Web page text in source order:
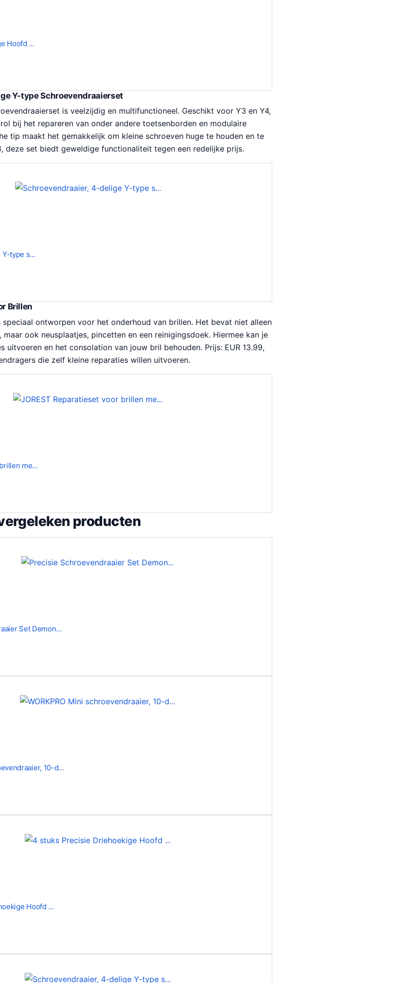
Hoofd …
Y-type Schroevendraaierset
is veelzijdig en multifunctioneel. Geschikt voor Y3 en Y4,
bij het repareren van onder andere toetsenborden en modulaire
tip maakt het gemakkelijk om kleine schroeven huge te houden en te
deze set biedt geweldige functionaliteit tegen een redelijke prijs.
Y-type s…
Brillen
speciaal ontworpen voor het onderhoud van brillen. Het bevat niet alleen
maar ook neusplaatjes, pincetten en een reinigingsdoek. Hiermee kan je
uitvoeren en het consolation van jouw bril behouden. Prijs: EUR 13.99,
die zelf kleine reparaties willen uitvoeren.
me…
producten
Set Demon…
10-d…
Hoofd …